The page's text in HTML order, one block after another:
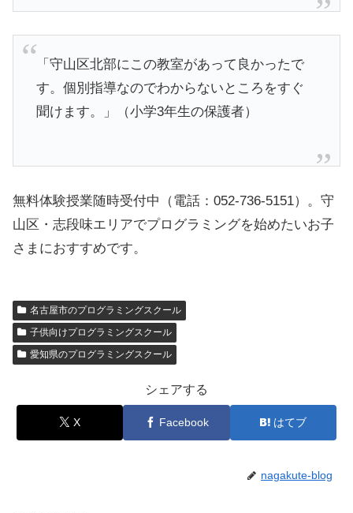
「守山区北部にこの教室があって良かったで
す。個別指導なのでわからないところをすぐ
聞けます。」（小学3年生の保護者）
無料体験授業随時受付中（電話：052-736-5151）。守
山区・志段味エリアでプログラミングを始めたいお子
さまにおすすめです。
名古屋市のプログラミングスクール
子供向けプログラミングスクール
愛知県のプログラミングスクール
シェアする
X Facebook はてブ
nagakute-blog